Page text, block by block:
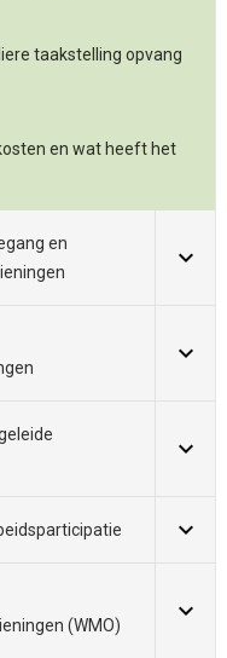
taakstelling opvang
en wat heeft het
en
(WMO)